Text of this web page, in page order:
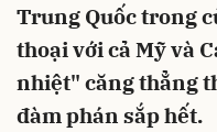
Trung Quốc trong
thoại với cả Mỹ và
nhiệt" căng thẳng
đàm phán sắp hết.